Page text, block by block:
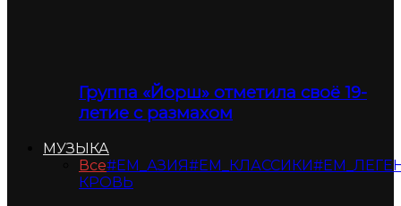
Группа «Йорш» отметила своё 19-
летие с размахом
МУЗЫКА
Все#ЕМ_АЗИЯ#ЕМ_КЛАССИКИ
КРОВЬ